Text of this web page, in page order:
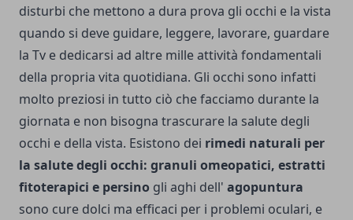
disturbi che mettono a dura prova gli occhi e la vista
quando si deve guidare, leggere, lavorare, guardare
la Tv e dedicarsi ad altre mille attività fondamentali
della propria vita quotidiana. Gli occhi sono infatti
molto preziosi in tutto ciò che facciamo durante la
giornata e non bisogna trascurare la salute degli
occhi e della vista. Esistono dei rimedi naturali per
la salute degli occhi: granuli omeopati­ci, estratti
fitoterapici e persino gli aghi dell' agopuntura
sono cure dolci ma efficaci per i problemi oculari, e